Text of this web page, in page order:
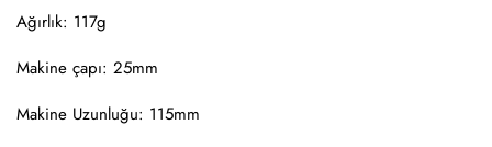
Ağırlık: 117g
Makine çapı: 25mm
Makine Uzunluğu: 115mm